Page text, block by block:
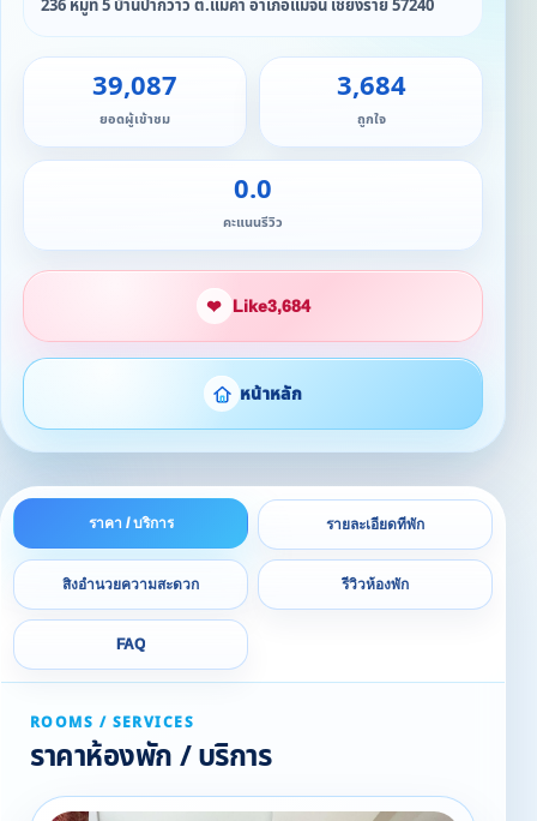
236 หมู่ที่ 5 บ้านป่ากว๋าว ต.แม่คำ อำเภอแม่จัน เชียงราย 57240
39,087
ยอดผู้เข้าชม
3,684
ถูกใจ
0.0
คะแนนรีวิว
❤ Like3,684
หน้าหลัก
ราคา / บริการ รายละเอียดที่พัก
สิ่งอำนวยความสะดวก รีวิวห้องพัก
FAQ
ROOMS / SERVICES
ราคาห้องพัก / บริการ